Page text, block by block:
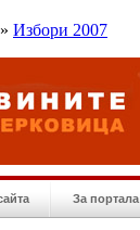
» Избори 2007
За портала